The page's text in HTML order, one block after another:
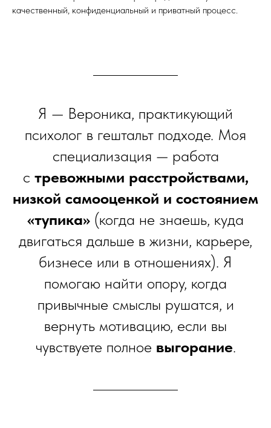
качественный, конфиденциальный и приватный процесс.
Я — Вероника, практикующий
психолог в гештальт подходе. Моя
специализация — работа
с тревожными расстройствами,
низкой самооценкой и состоянием
«тупика» (когда не знаешь, куда
двигаться дальше в жизни, карьере,
бизнесе или в отношениях). Я
помогаю найти опору, когда
привычные смыслы рушатся, и
вернуть мотивацию, если вы
чувствуете полное выгорание.